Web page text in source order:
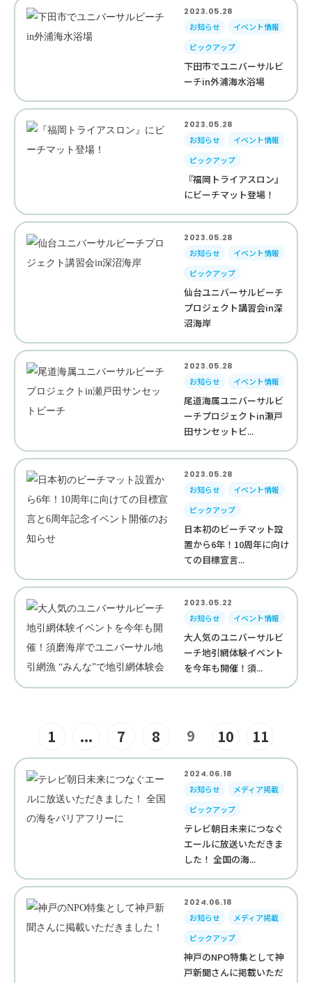
2023.05.28
お知らせ
イベント情報
ピックアップ
下田市でユニバーサルビ
ーチin外浦海水浴場
2023.05.28
お知らせ
イベント情報
ピックアップ
『福岡トライアスロン』
にビーチマット登場！
2023.05.28
お知らせ
イベント情報
ピックアップ
仙台ユニバーサルビーチ
プロジェクト講習会in深
沼海岸
2023.05.28
お知らせ
イベント情報
尾道海属ユニバーサルビ
ーチプロジェクトin瀬戸
田サンセットビ...
2023.05.28
お知らせ
イベント情報
ピックアップ
日本初のビーチマット設
置から6年！10周年に向け
ての目標宣言...
2023.05.22
お知らせ
イベント情報
大人気のユニバーサルビ
ーチ地引網体験イベント
を今年も開催！須...
1 ... 7 8 9 10 11
2024.06.18
お知らせ
メディア掲載
ピックアップ
テレビ朝日未来につなぐ
エールに放送いただきま
した！ 全国の海...
2024.06.18
お知らせ
メディア掲載
ピックアップ
神戸のNPO特集として神
戸新聞さんに掲載いただ